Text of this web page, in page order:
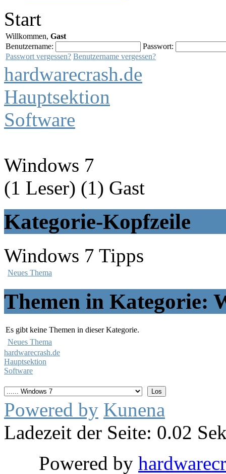
Start
Willkommen, Gast
Benutzername:
Passwort:
Passwort vergessen? Benutzername vergessen?
hardwarecrash.de
Hauptsektion
Software
Windows 7
(1 Leser) (1) Gast
Kategorie-Kopfzeile
Windows 7 Tipps
Neues Thema
Themen in Kategorie:
Es gibt keine Themen in dieser Kategorie.
Neues Thema
hardwarecrash.de
Hauptsektion
Software
Powered by Kunena
Ladezeit der Seite: 0.02
Powered by